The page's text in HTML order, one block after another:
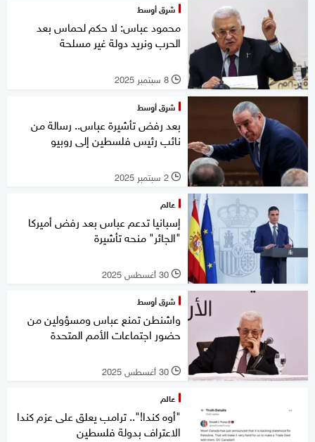
شرق أوسط
محمود عباس: لا حكم لحماس بعد
الحرب ونريد دولة غير مسلحة
l 8 سبتمبر 2025
شرق أوسط
بعد رفض تأشيرة عباس.. رسالة من
نائب رئيس فلسطين إلى روبيو
l 2 سبتمبر 2025
عالم
إسبانيا تدعم عباس بعد رفض أميركا
"الجائر" منحه تأشيرة
l 30 أغسطس 2025
شرق أوسط
واشنطن تمنع عباس ومسؤولين من
حضور اجتماعات الأمم المتحدة
l 30 أغسطس 2025
عالم
"أوه كندا!".. ترامب يعلق على عزم كندا
الاعتراف بدولة فلسطين